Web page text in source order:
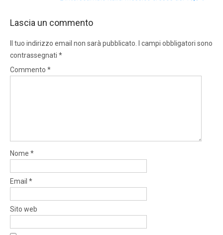
Lascia un commento
Il tuo indirizzo email non sarà pubblicato.
I campi obbligatori sono
contrassegnati *
Commento *
Nome *
Email *
Sito web